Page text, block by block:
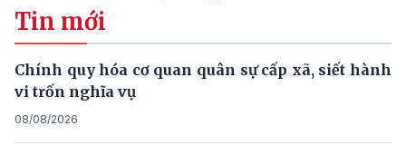
Tin mới
Chính quy hóa cơ quan quân sự cấp xã, siết hành
vi trốn nghĩa vụ
08/08/2026